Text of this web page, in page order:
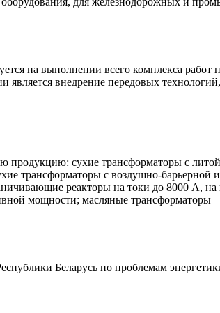
на выполнении всего комплекса
является внедрение передовых
продукцию: сухие трансформаторы с
трансформаторы с воздушно-
реакторы на токи до 8000 А,
мощности; масляные трансформаторы
Беларусь по проблемам